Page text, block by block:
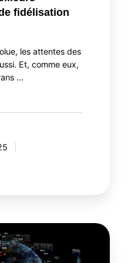
fidélisation
les attentes des
Et, comme eux,
…